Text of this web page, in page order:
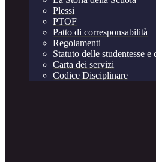
Plessi
PTOF
Patto di corresponsabilità
Regolamenti
Statuto delle studentesse e
Carta dei servizi
Codice Disciplinare